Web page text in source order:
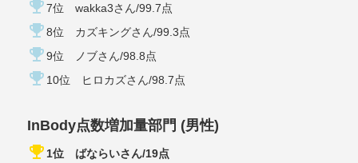
emoji_events7位 wakka3さん/99.7点
emoji_events8位 カズキングさん/99.3点
emoji_events9位 ノブさん/98.8点
emoji_events 10位 ヒロカズさん/98.7点
InBody点数増加量部門 (男性)
emoji_events 1位 ばならいさん/19点